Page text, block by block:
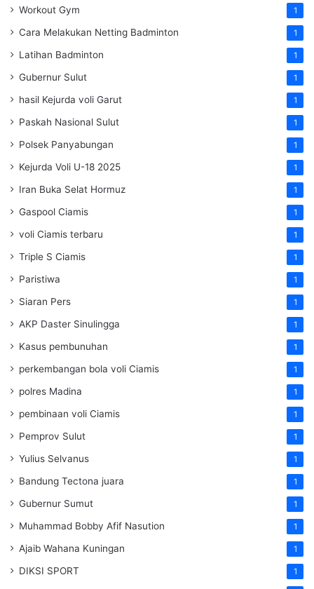
Workout Gym 1
Cara Melakukan Netting Badminton 1
Latihan Badminton 1
Gubernur Sulut 1
hasil Kejurda voli Garut 1
Paskah Nasional Sulut 1
Polsek Panyabungan 1
Kejurda Voli U-18 2025 1
Iran Buka Selat Hormuz 1
Gaspool Ciamis 1
voli Ciamis terbaru 1
Triple S Ciamis 1
Paristiwa 1
Siaran Pers 1
AKP Daster Sinulingga 1
Kasus pembunuhan 1
perkembangan bola voli Ciamis 1
polres Madina 1
pembinaan voli Ciamis 1
Pemprov Sulut 1
Yulius Selvanus 1
Bandung Tectona juara 1
Gubernur Sumut 1
Muhammad Bobby Afif Nasution 1
Ajaib Wahana Kuningan 1
DIKSI SPORT 1